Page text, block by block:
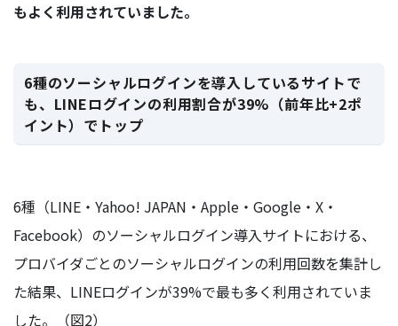
もよく利用されていました。
6種のソーシャルログインを導入しているサイトで
も、LINEログインの利用割合が39%（前年比+2ポ
イント）でトップ
6種（LINE・Yahoo! JAPAN・Apple・Google・X・
Facebook）のソーシャルログイン導入サイトにおける、
プロバイダごとのソーシャルログインの利用回数を集計し
た結果、LINEログインが39%で最も多く利用されていま
した。（図2）